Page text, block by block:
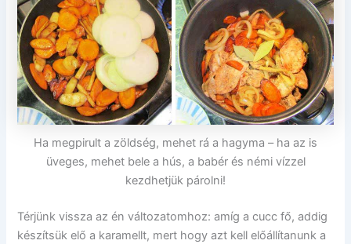
Ha megpirult a zöldség, mehet rá a hagyma – ha az is
üveges, mehet bele a hús, a babér és némi vízzel
kezdhetjük párolni!
Térjünk vissza az én változatomhoz: amíg a cucc fő, addig
készítsük elő a karamellt, mert hogy azt kell előállítanunk a